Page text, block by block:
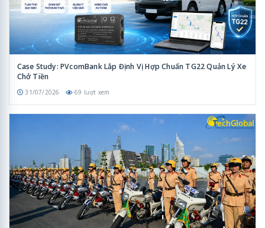
Case Study: PVcomBank Lắp Định Vị Hợp Chuẩn TG22 Quản Lý Xe
Chở Tiền
31/07/2026 69 lượt xem